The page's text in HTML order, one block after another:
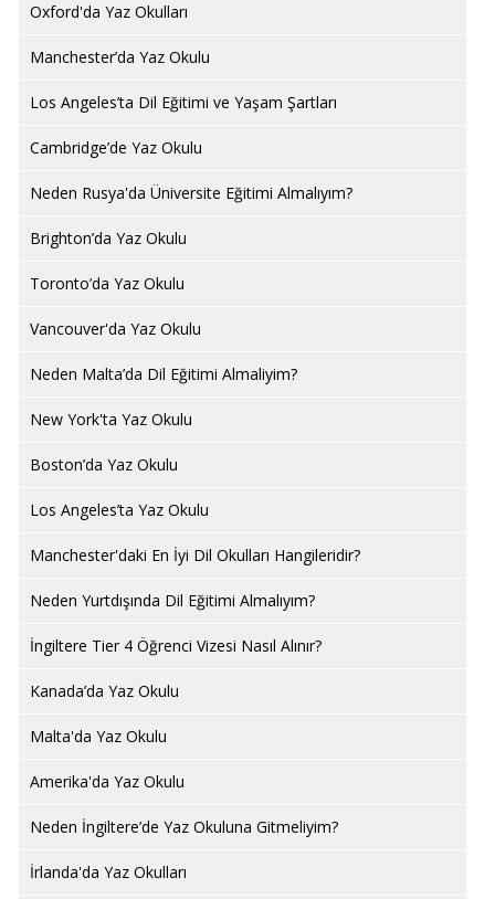
Oxford'da Yaz Okulları
Manchester’da Yaz Okulu
Los Angeles’ta Dil Eğitimi ve Yaşam Şartları
Cambridge’de Yaz Okulu
Neden Rusya'da Üniversite Eğitimi Almalıyım?
Brighton’da Yaz Okulu
Toronto’da Yaz Okulu
Vancouver'da Yaz Okulu
Neden Malta’da Dil Eğitimi Almaliyim?
New York'ta Yaz Okulu
Boston’da Yaz Okulu
Los Angeles’ta Yaz Okulu
Manchester'daki En İyi Dil Okulları Hangileridir?
Neden Yurtdışında Dil Eğitimi Almalıyım?
İngiltere Tier 4 Öğrenci Vizesi Nasıl Alınır?
Kanada’da Yaz Okulu
Malta'da Yaz Okulu
Amerika'da Yaz Okulu
Neden İngiltere’de Yaz Okuluna Gitmeliyim?
İrlanda'da Yaz Okulları